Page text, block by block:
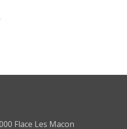
Flace Les Macon